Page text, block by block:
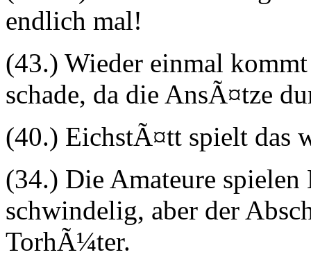
endlich mal!
(43.) Wieder einmal
schade, da die AnsÃ¤tze
(40.) EichstÃ¤tt spielt das
(34.) Die Amateure
schwindelig, aber der
TorhÃ¼ter.